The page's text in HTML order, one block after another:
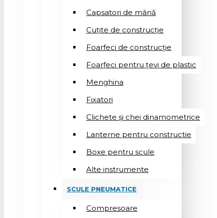
Capsatori de mână
Cuțite de construcție
Foarfeci de construcție
Foarfeci pentru țevi de plastic
Menghina
Fixatori
Clichete și chei dinamometrice
Lanterne pentru constructie
Boxe pentru scule
Alte instrumente
SCULE PNEUMATICE
Compresoare